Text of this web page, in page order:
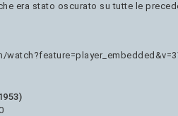
era stato oscurato su tutte le